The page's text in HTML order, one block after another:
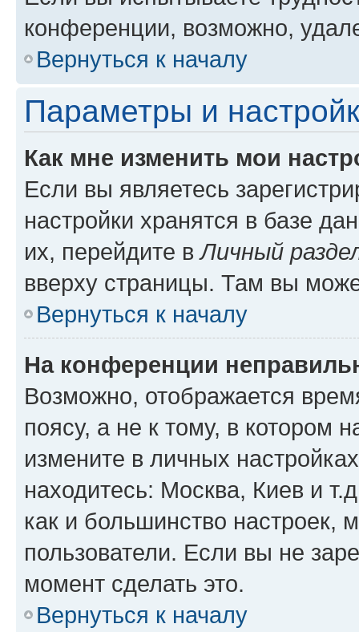
конференции, возможно,
Вернуться к началу
Параметры и
Как мне изменить мои
Если вы являетесь
настройки хранятся в базе
их, перейдите вЛичный
вверху страницы. Там вы
Вернуться к началу
На конференции
Возможно, отображается
поясу, а не к тому, в котором
измените в личных
находитесь: Москва, Киев и
как и большинство настроек,
пользователи. Если вы не
момент сделать это.
Вернуться к началу